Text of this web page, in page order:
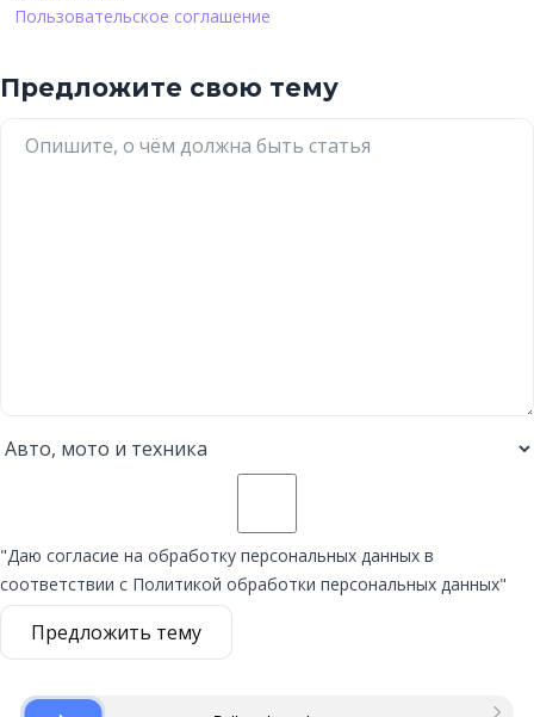
Пользовательское соглашение
Предложите свою тему
"Даю согласие на обработку персональных данных в
соответствии с Политикой обработки персональных данных"
Предложить тему